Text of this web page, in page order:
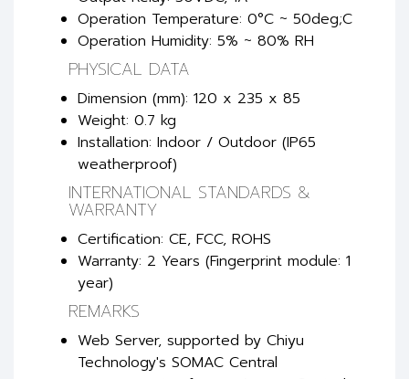
Operation Temperature: 0°C ~ 50deg;C
Operation Humidity: 5% ~ 80% RH
PHYSICAL DATA
Dimension (mm): 120 x 235 x 85
Weight: 0.7 kg
Installation: Indoor / Outdoor (IP65
weatherproof)
INTERNATIONAL STANDARDS &
WARRANTY
Certification: CE, FCC, ROHS
Warranty: 2 Years (Fingerprint module: 1
year)
REMARKS
Web Server, supported by Chiyu
Technology's SOMAC Central